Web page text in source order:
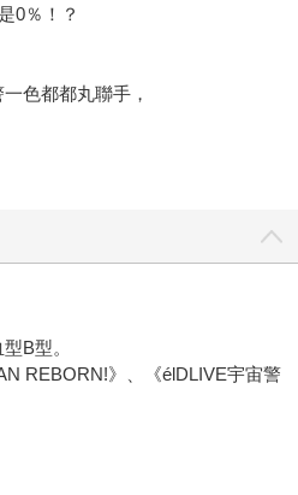
0％！？
色都都丸聯手，
B型。
REBORN!》、《élDLIVE宇宙警